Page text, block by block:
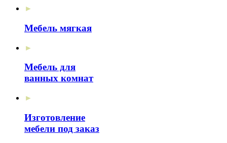
►
Мебель мягкая
►
Мебель для
ванных комнат
►
Изготовление
мебели под заказ